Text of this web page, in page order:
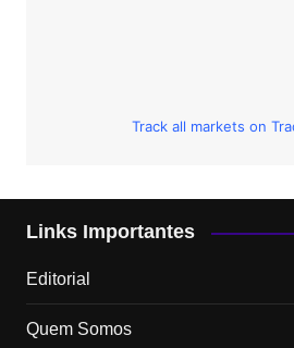
Track all markets on
Links Importantes
Editorial
Quem Somos